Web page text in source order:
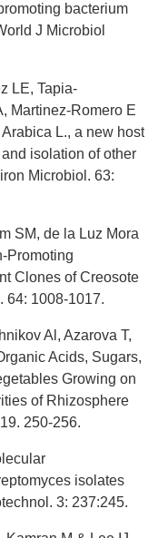
bacterium
J Microbiol
LE, Tapia-
Martinez-Romero E
L., a new host
isolation of other
Microbiol. 63:
SM, de la Luz Mora
Promoting
Clones of Creosote
64: 1008-1017.
Al, Azarova T,
Acids, Sugars,
Growing on
of Rhizosphere
250-256.
isolates
3: 237:245.